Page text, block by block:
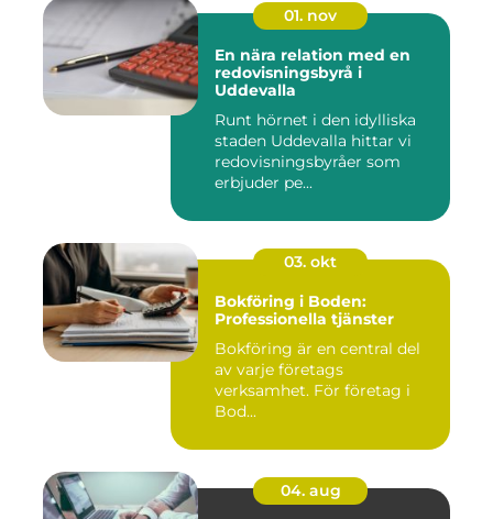
01. nov
En nära relation med en
redovisningsbyrå i
Uddevalla
Runt hörnet i den idylliska
staden Uddevalla hittar vi
redovisningsbyråer som
erbjuder pe...
03. okt
Bokföring i Boden:
Professionella tjänster
Bokföring är en central del
av varje företags
verksamhet. För företag i
Bod...
04. aug